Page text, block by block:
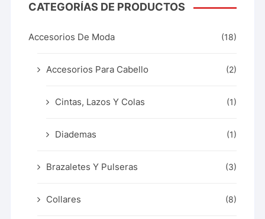
CATEGORÍAS DE PRODUCTOS
Accesorios De Moda (18)
Accesorios Para Cabello (2)
Cintas, Lazos Y Colas (1)
Diademas (1)
Brazaletes Y Pulseras (3)
Collares (8)